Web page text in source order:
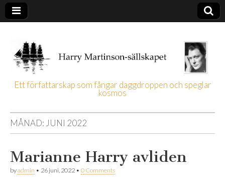
Harry
Martinson-
sällskapet
Ett författarskap som fångar daggdroppen och speglar
kosmos
MÅNAD: JUNI 2022
Marianne Harry avliden
byadmin • 26 juni, 2022 • 0 Comments